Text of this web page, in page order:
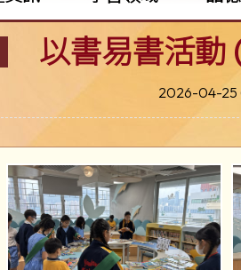
以書易書活動
2026-04-25